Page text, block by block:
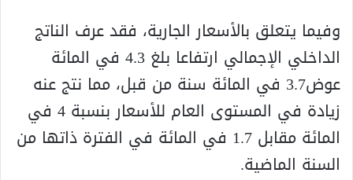
وفيما يتعلق بالأسعار الجارية، فقد عرف الناتج
الداخلي الإجمالي ارتفاعا بلغ 4.3 في المائة
عوض3.7 في المائة سنة من قبل، مما نتج عنه
زيادة في المستوى العام للأسعار بنسبة 4 في
المائة مقابل 1.7 في المائة في الفترة ذاتها من
السنة الماضية.